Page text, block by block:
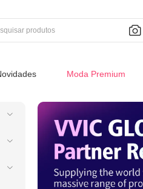

produtos
Moda Premium